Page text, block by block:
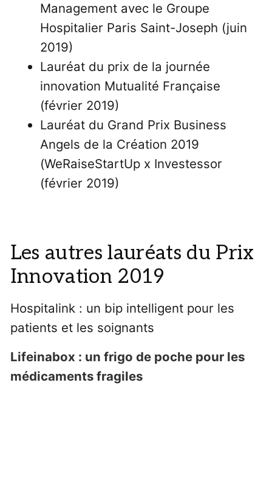
Management avec le Groupe
Hospitalier Paris Saint-Joseph (juin
2019)
Lauréat du prix de la journée
innovation Mutualité Française
(février 2019)
Lauréat du Grand Prix Business
Angels de la Création 2019
(WeRaiseStartUp x Investessor
(février 2019)
Les autres lauréats du Prix
Innovation 2019
Hospitalink : un bip intelligent pour les
patients et les soignants
Lifeinabox : un frigo de poche pour les
médicaments fragiles